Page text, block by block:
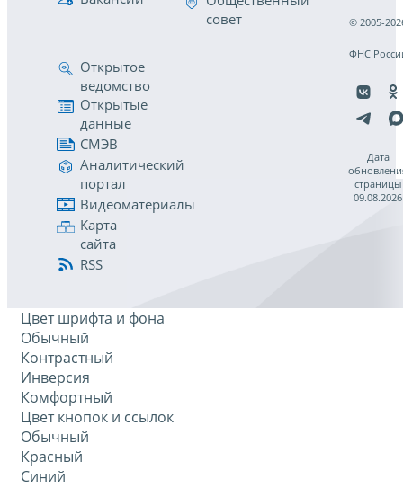
совет
Открытое
ведомство
Открытые
данные
СМЭВ
Аналитический
портал
Видеоматериалы
Карта
сайта
RSS
© 2005-
ФНС
Дата
страницы
09.08.2026
Цвет шрифта и фона
Обычный
Контрастный
Инверсия
Комфортный
Цвет кнопок и ссылок
Обычный
Красный
Синий